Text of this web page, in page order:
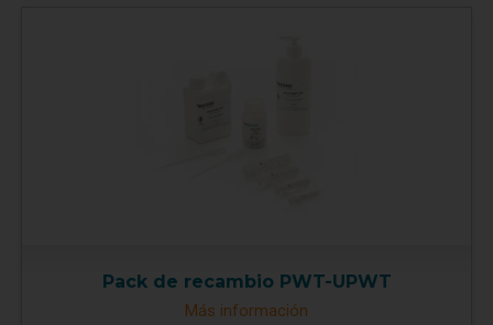
Pack de recambio PWT-UPWT
Más información